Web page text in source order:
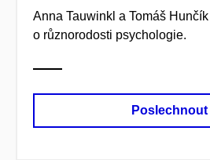
Anna Tauwinkl a Tomáš
o různorodosti psychologie.
Poslechnout